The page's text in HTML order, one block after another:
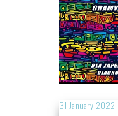
31 January 2022